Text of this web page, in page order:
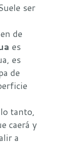
ser
de
es
es
de
tanto,
caerá y
a